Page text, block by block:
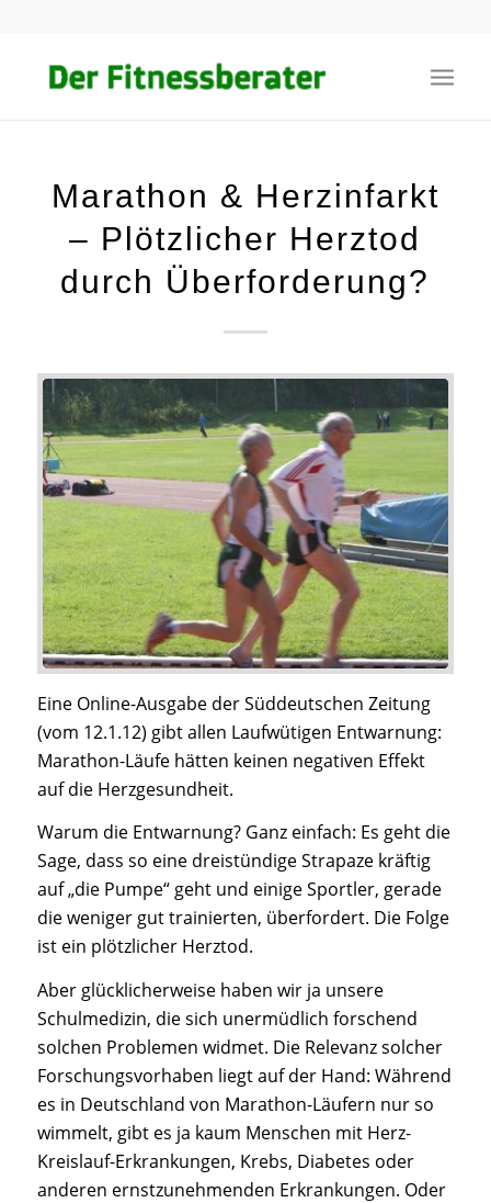
Marathon & Herzinfarkt
– Plötzlicher Herztod
durch Überforderung?
Eine Online-Ausgabe der Süddeutschen Zeitung
(vom 12.1.12) gibt allen Laufwütigen Entwarnung:
Marathon-Läufe hätten keinen negativen Effekt
auf die Herzgesundheit.
Warum die Entwarnung? Ganz einfach: Es geht die
Sage, dass so eine dreistündige Strapaze kräftig
auf „die Pumpe“ geht und einige Sportler, gerade
die weniger gut trainierten, überfordert. Die Folge
ist ein plötzlicher Herztod.
Aber glücklicherweise haben wir ja unsere
Schulmedizin, die sich unermüdlich forschend
solchen Problemen widmet. Die Relevanz solcher
Forschungsvorhaben liegt auf der Hand: Während
es in Deutschland von Marathon-Läufern nur so
wimmelt, gibt es ja kaum Menschen mit Herz-
Kreislauf-Erkrankungen, Krebs, Diabetes oder
anderen ernstzunehmenden Erkrankungen. Oder